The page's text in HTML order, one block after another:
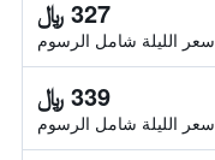
327 ﷼
سعر الليلة شامل الرسوم
339 ﷼
سعر الليلة شامل الرسوم